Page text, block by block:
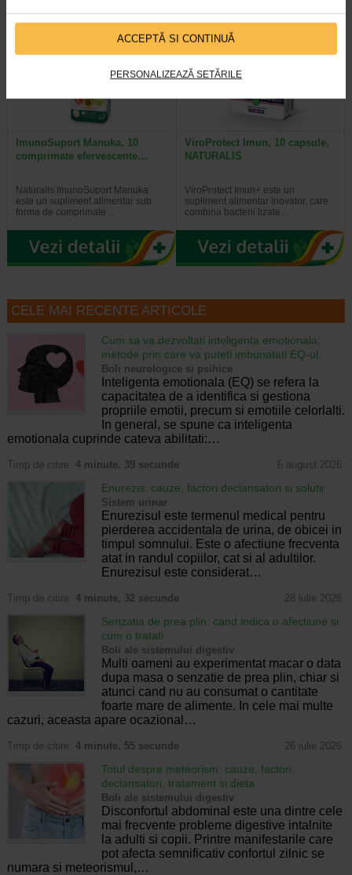
ACCEPTĂ SI CONTINUĂ
PERSONALIZEAZĂ SETĂRILE
ImunoSuport Manuka, 10
comprimate efervescente…
Naturalis ImunoSuport Manuka
este un supliment alimentar sub
forma de comprimate…
ViroProtect Imun, 10 capsule,
NATURALIS
ViroProtect Imun+ este un
supliment alimentar inovator, care
combina bacterii lizate…
CELE MAI RECENTE ARTICOLE
Cum sa va dezvoltati inteligenta emotionala:
metode prin care va puteti imbunatati EQ-ul
Boli neurologice si psihice
Inteligenta emotionala (EQ) se refera la
capacitatea de a identifica si gestiona
propriile emotii, precum si emotiile celorlalti.
In general, se spune ca inteligenta
emotionala cuprinde cateva abilitati:…
Timp de citire: 4 minute, 39 secunde 6 august 2026
Enurezis: cauze, factori declansatori si solutii
Sistem urinar
Enurezisul este termenul medical pentru
pierderea accidentala de urina, de obicei in
timpul somnului. Este o afectiune frecventa
atat in randul copiilor, cat si al adultilor.
Enurezisul este considerat…
Timp de citire: 4 minute, 32 secunde 28 iulie 2026
Senzatia de prea plin: cand indica o afectiune si
cum o tratati
Boli ale sistemului digestiv
Multi oameni au experimentat macar o data
dupa masa o senzatie de prea plin, chiar si
atunci cand nu au consumat o cantitate
foarte mare de alimente. In cele mai multe
cazuri, aceasta apare ocazional…
Timp de citire: 4 minute, 55 secunde 26 iulie 2026
Totul despre meteorism: cauze, factori
declansatori, tratament si dieta
Boli ale sistemului digestiv
Disconfortul abdominal este una dintre cele
mai frecvente probleme digestive intalnite
la adulti si copii. Printre manifestarile care
pot afecta semnificativ confortul zilnic se
numara si meteorismul,…